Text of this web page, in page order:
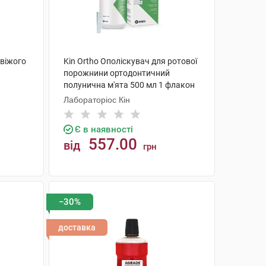
Kin Ortho Ополіскувач для ротової
порожнини ортодонтичний
полунична м'ята 500 мл 1 флакон
Лабораторіос Кін
Є в наявності
від 557.00 грн
−30%
доставка